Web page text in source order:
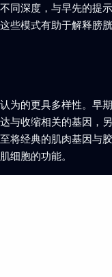
同深度，与早先的
些模式有助于解释
为的更具多样性。
与收缩相关的基因
将经典的肌肉基因
细胞的功能。